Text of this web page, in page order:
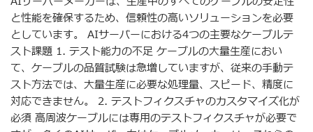
と性能を確保するため、信頼性の高いソリューションを必要
としています。 AIサーバーにおける4つの主要なケーブルテ
スト課題 1. テスト能力の不足 ケーブルの大量生産におい
て、ケーブルの品質試験は急増していますが、従来の手動テ
スト方法では、大量生産に必要な処理量、スピード、精度に
対応できません。 2. テストフィクスチャのカスタマイズ化が
必須 高周波ケーブルには専用のテストフィクスチャが必要で